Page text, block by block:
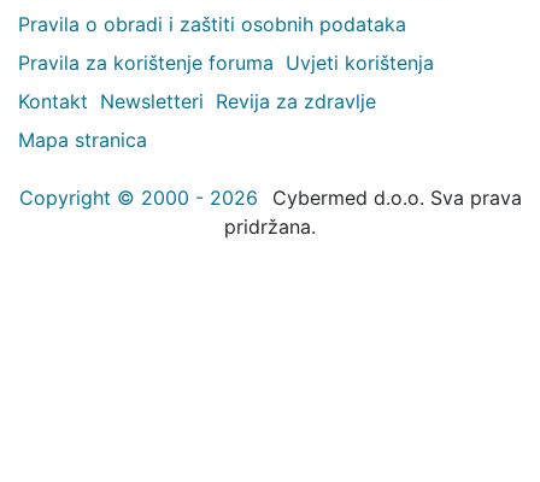
Pravila o obradi i zaštiti osobnih podataka
Pravila za korištenje foruma Uvjeti korištenja
Kontakt Newsletteri Revija za zdravlje
Mapa stranica
Copyright © 2000 - 2026
Cybermed d.o.o. Sva prava
pridržana.